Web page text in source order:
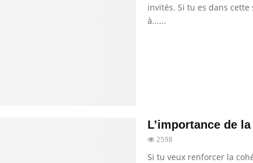
invités. Si tu es dans
à......
L’importance de
2598
Si tu veux renforcer la